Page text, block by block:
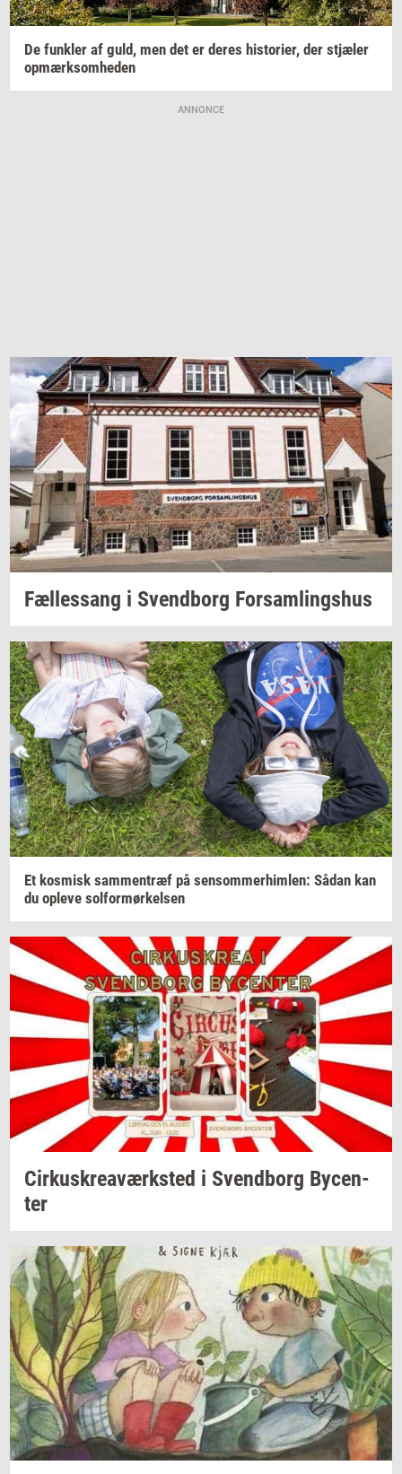
De funk­ler af guld, men det er deres hi­sto­ri­er, der stjæ­ler
op­mærk­som­he­den
ANNONCE
Fæl­les­sang i Svend­borg For­sam­lings­hus
Et kos­misk sam­men­træf på sen­som­mer­him­len: Sådan kan
du op­le­ve sol­for­mør­kel­sen
Cir­kuskrea­værk­sted i Svend­borg By­cen­
ter